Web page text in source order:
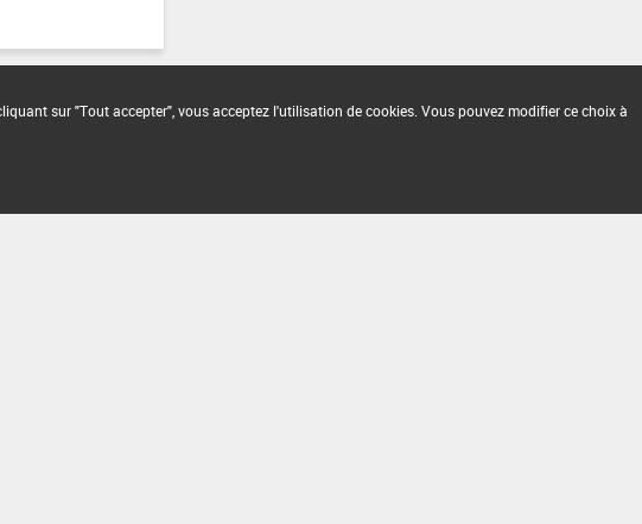
sur "Tout accepter", vous acceptez l'utilisation de cookies. Vous pouvez modifier ce choix à